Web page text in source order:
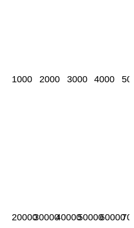
1000 2000 3000 4000
2000030000400005000060000